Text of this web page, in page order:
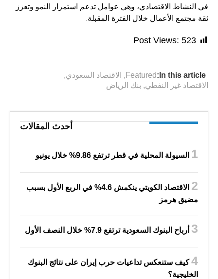
في النشاط الاقتصادي، وهي عوامل تدعم استمرار النمو وتعزز
ثقة مجتمع الأعمال خلال الفترة المقبلة.
Post Views: 523
In this article:
Featured
, الاقتصاد السعودي,
الاقتصاد غير النفطي, بنك الرياض
أحدث المقالات
السيولة المحلية في قطر ترتفع 9.86% خلال يونيو
الاقتصاد الكويتي ينكمش 4.6% في الربع الأول بسبب
مضيق هرمز
أرباح البنوك السعودية ترتفع 7.9% خلال النصف الأول
كيف ستنعكس تداعيات حرب إيران على نتائج البنوك
الخليجية؟